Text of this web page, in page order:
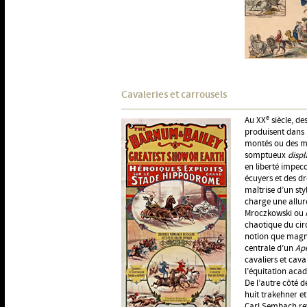
Cavaleries et carrousels
Au XXe siècle,
produisent dans
montés ou des
somptueux
en liberté
écuyers et des
maîtrise d’un
charge une
Mroczkowski
chaotique du
notion que
centrale d’un
cavaliers et
l’équitation
De l’autre côté
huit trakehner